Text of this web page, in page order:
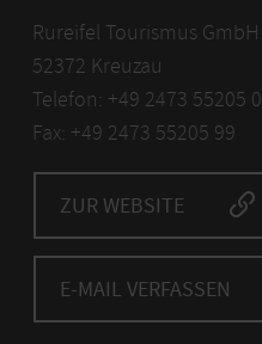
Rureifel Tourismus GmbH
52372 Kreuzau
Telefon: +49 2473 55205 0
Fax: +49 2473 55205 99
ZUR WEBSITE
E-MAIL VERFASSEN